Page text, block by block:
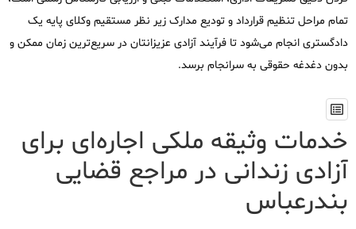
تمام مراحل تنظیم قرارداد و تودیع مدارک زیر نظر مستقیم وکلای پایه یک
دادگستری انجام می‌شود تا فرآیند آزادی عزیزانتان در سریع‌ترین زمان ممکن و
بدون دغدغه حقوقی به سرانجام برسد.
خدمات وثیقه ملکی اجاره‌ای برای
آزادی زندانی در مراجع قضایی
بندرعباس